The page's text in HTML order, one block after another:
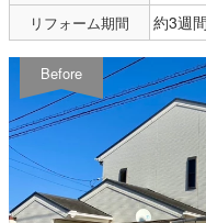
リフォーム期間 約3週間
Before